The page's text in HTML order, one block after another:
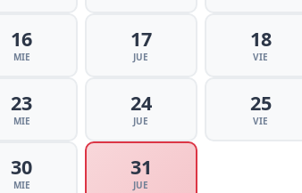
16
MIE
17
JUE
18
VIE
23
MIE
24
JUE
25
VIE
30
MIE
31
JUE